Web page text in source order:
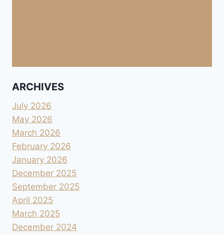
ARCHIVES
July 2026
May 2026
March 2026
February 2026
January 2026
December 2025
September 2025
April 2025
March 2025
December 2024